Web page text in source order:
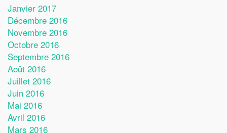
Janvier 2017
Décembre 2016
Novembre 2016
Octobre 2016
Septembre 2016
Août 2016
Juillet 2016
Juin 2016
Mai 2016
Avril 2016
Mars 2016